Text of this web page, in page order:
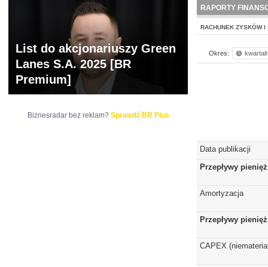
BR LAB
RAPORTY
RACHUNEK ZYSKÓW I
Okres:
Data publikacji
Przepływy
Amortyzacja
Przepływy
CAPEX
List do akcjonariuszy Green
Lanes S.A. 2025 [BR
Premium]
Biznesradar bez reklam? Sprawdź BR Plus